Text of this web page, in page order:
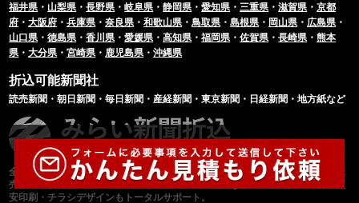
福井県 ・ 山梨県 ・長野県 ・岐阜県 ・静岡県 ・愛知県 ・ 三重県 ・滋賀県 ・京都
府 ・大阪府 ・兵庫県 ・奈良県 ・和歌山県 ・鳥取県 ・島根県 ・ 岡山県 ・ 広島県 ・
山口県 ・徳島県 ・香川県 ・愛媛県 ・高知県 ・福岡県 ・佐賀県 ・長崎県 ・熊本
県 ・大分県 ・宮崎県 ・ 鹿児島県 ・沖縄県
折込可能新聞社
読売新聞・朝日新聞・毎日新聞・産経新聞・東京新聞・日経新聞・地方紙など
全国全紙対応。新聞折込のことなら「みらい新聞折込」にお任せください。読
売新聞、朝日新聞、産経新聞、毎日新聞、日経新聞などへの新聞折込広告。激
安印刷・チラシデザインもトータルサポート。